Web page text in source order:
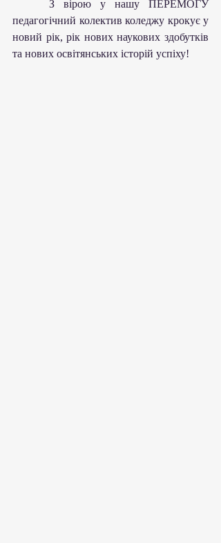
педагогічний колектив коледжу крокує у
новий рік, рік нових наукових здобутків
та нових освітянських історій успіху!